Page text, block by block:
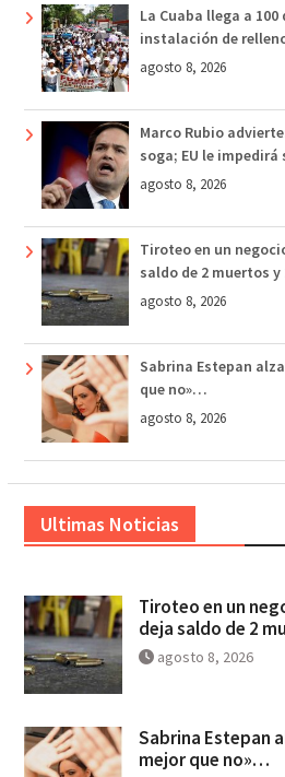
La Cuaba llega a
instalación de
agosto 8, 2026
Marco Rubio
soga; EU le
agosto 8, 2026
Tiroteo en un
saldo de 2 muertos y
agosto 8, 2026
Sabrina Estepan
que no»…
agosto 8, 2026
Ultimas Noticias
Tiroteo en un
deja saldo de 2
agosto 8, 2026
Sabrina Estepan
mejor que no»…